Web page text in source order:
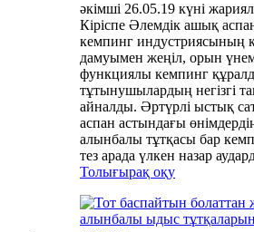
әкімші 26.05.19 күні
Кіріспе Әлемдік ашық
кемпинг индустриясының
дамуымен жеңіл, орын
функциялы кемпинг
тұтынушылардың негізгі
айналды. Әртүрлі ыстық
аспан астындағы
алынбалы тұтқасы бар
тез арада үлкен назар
Толығырақ оқу